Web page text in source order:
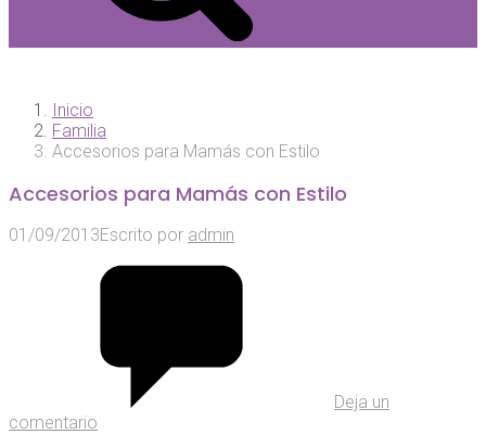
Inicio
Familia
Accesorios para Mamás con Estilo
Accesorios para Mamás con Estilo
01/09/2013Escrito por admin
Deja un
comentario